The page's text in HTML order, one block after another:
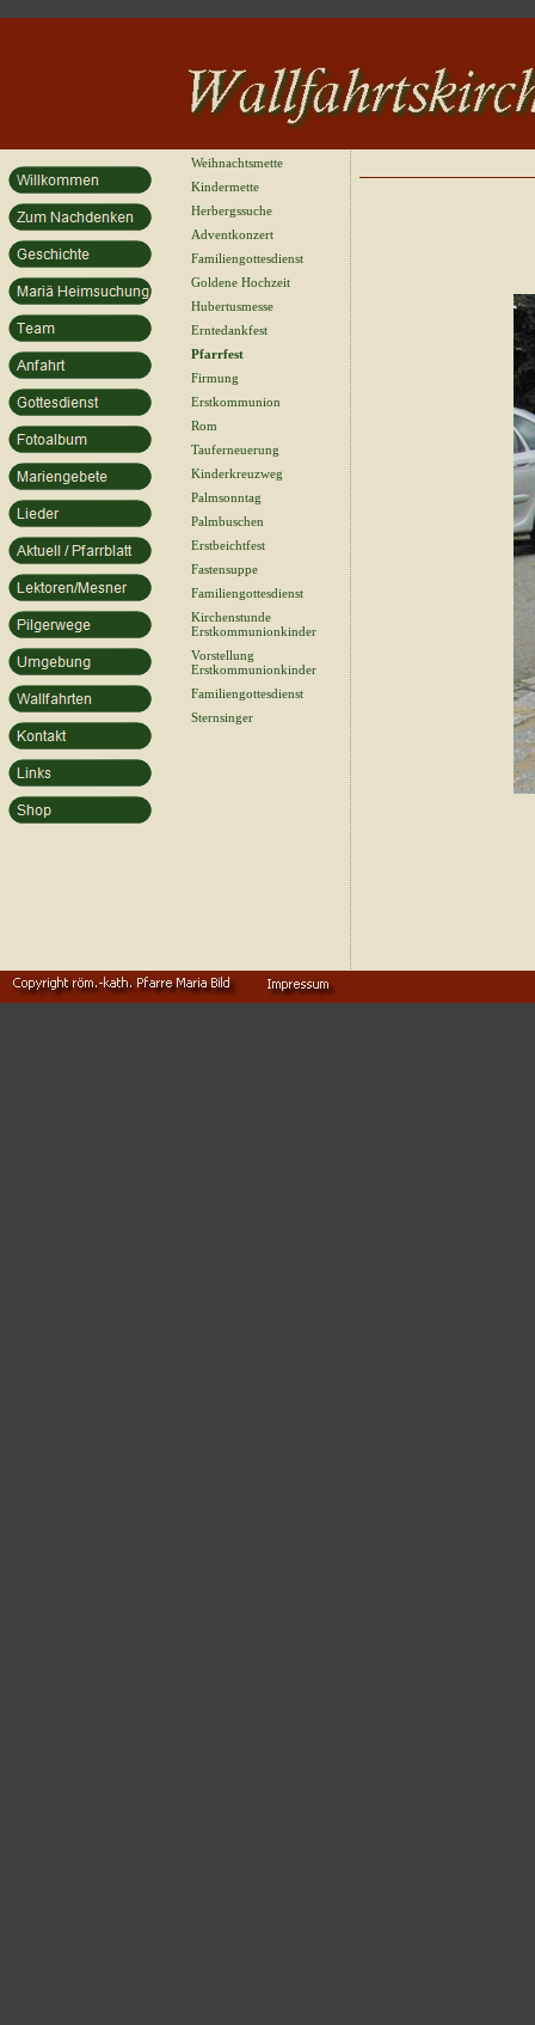
Weihnachtsmette
Kindermette
Herbergssuche
Adventkonzert
Familiengottesdienst
Goldene Hochzeit
Hubertusmesse
Erntedankfest
Pfarrfest
Firmung
Erstkommunion
Rom
Tauferneuerung
Kinderkreuzweg
Palmsonntag
Palmbuschen
Erstbeichtfest
Fastensuppe
Familiengottesdienst
Kirchenstunde
Erstkommunionkinder
Vorstellung
Erstkommunionkinder
Familiengottesdienst
Sternsinger